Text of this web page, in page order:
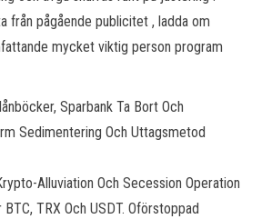
från pågående publicitet , ladda om
mycket viktig person program
Sparbank Ta Bort Och
Sedimentering Och Uttagsmetod
Alluviation Och Secession Operation
TRX Och USDT. Oförstoppad